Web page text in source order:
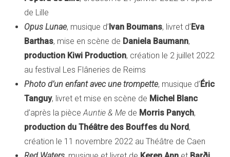
de Lille
Opus Lunae, musique d’Ivan Boumans, livret d’Eva
Barthas, mise en scène de Daniela Baumann,
production Kiwi Production, création le 2 juillet 2022
au festival Les Flâneries de Reims
Photo d’un enfant avec une trompette, musique d’Éric
Tanguy, livret et mise en scène de Michel Blanc
d’après la pièceAuntie & Me de Morris Panych,
production du Théâtre des Bouffes du Nord,
création le 11 novembre 2022 au Théâtre de Caen